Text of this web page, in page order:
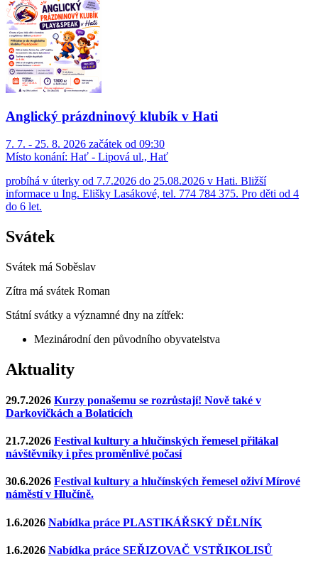
Anglický prázdninový klubík v Hati
7. 7. - 25. 8. 2026 začátek od 09:30
Místo konání: Hať - Lipová ul., Hať
probíhá v úterky od 7.7.2026 do 25.08.2026 v Hati. Bližší
informace u Ing. Elišky Lasákové, tel. 774 784 375. Pro děti od 4
do 6 let.
Svátek
Svátek má Soběslav
Zítra má svátek Roman
Státní svátky a významné dny na zítřek:
Mezinárodní den původního obyvatelstva
Aktuality
29.7.2026 Kurzy ponašemu se rozrůstají! Nově také v
Darkovičkách a Bolaticích
21.7.2026 Festival kultury a hlučínských řemesel přilákal
návštěvníky i přes proměnlivé počasí
30.6.2026 Festival kultury a hlučínských řemesel oživí Mírové
náměstí v Hlučíně.
1.6.2026 Nabídka práce PLASTIKÁŘSKÝ DĚLNÍK
1.6.2026 Nabídka práce SEŘIZOVAČ VSTŘIKOLISŮ